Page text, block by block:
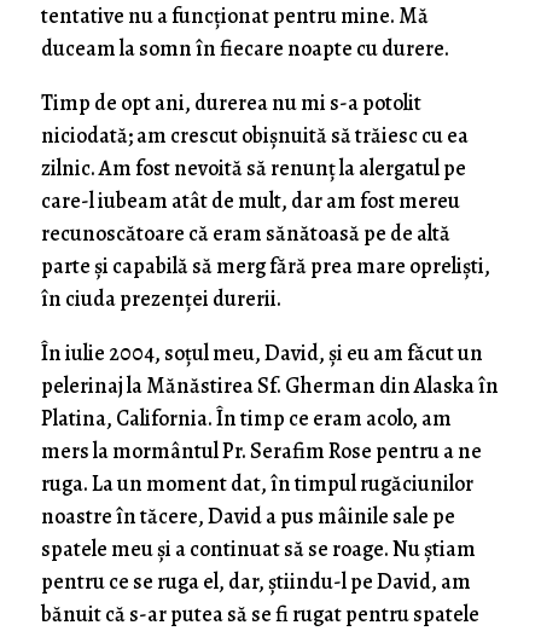
tentative nu a funcționat pentru mine. Mă
duceam la somn în fiecare noapte cu durere.
Timp de opt ani, durerea nu mi s-a potolit
niciodată; am crescut obișnuită să trăiesc cu ea
zilnic. Am fost nevoită să renunț la alergatul pe
care-l iubeam atât de mult, dar am fost mereu
recunoscătoare că eram sănătoasă pe de altă
parte și capabilă să merg fără prea mare opreliști,
în ciuda prezenței durerii.
În iulie 2004, soțul meu, David, și eu am făcut un
pelerinaj la Mănăstirea Sf. Gherman din Alaska în
Platina, California. În timp ce eram acolo, am
mers la mormântul Pr. Serafim Rose pentru a ne
ruga. La un moment dat, în timpul rugăciunilor
noastre în tăcere, David a pus mâinile sale pe
spatele meu și a continuat să se roage. Nu știam
pentru ce se ruga el, dar, știindu-l pe David, am
bănuit că s-ar putea să se fi rugat pentru spatele